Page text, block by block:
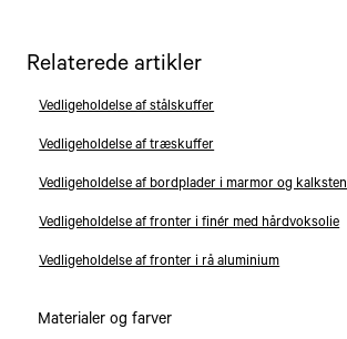
Relaterede artikler
Vedligeholdelse af stålskuffer
Vedligeholdelse af træskuffer
Vedligeholdelse af bordplader i marmor og kalksten
Vedligeholdelse af fronter i finér med hårdvoksolie
Vedligeholdelse af fronter i rå aluminium
Materialer og farver